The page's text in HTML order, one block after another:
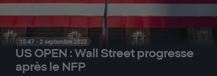
15:47 · 2 septembre 2022
US OPEN : Wall Street progresse
après le NFP